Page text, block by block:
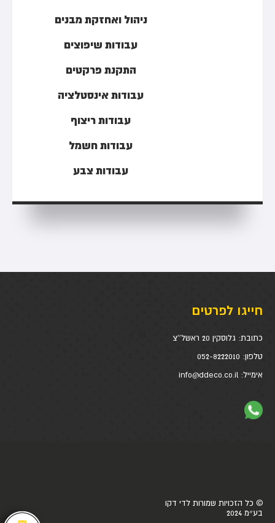
ניהול ואחזקת מבנים
עבודות שיפוצים
התקנת פרקטים
עבודות אינסטלציה
עבודות ריצוף
עבודות חשמל
עבודות צבע
חייגו לפרטים
כתובת: גלוסקין 20 ראשל''צ
טלפון: 052-8222010
אימייל:info@ddeco.co.il
© כל הזכויות שמורות לדי דקו
בע״מ 2024